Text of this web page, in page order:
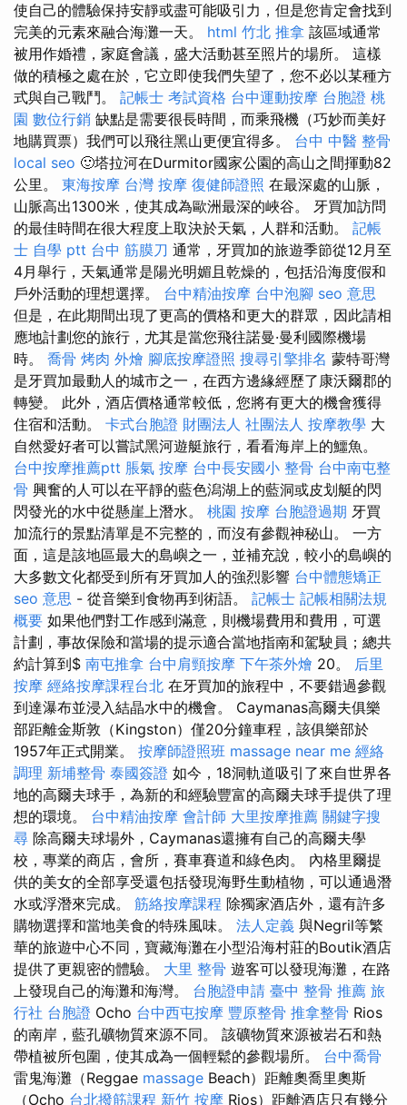
使自己的體驗保持安靜或盡可能吸引力，但是您肯定會找到
完美的元素來融合海灘一天。 html 竹北 推拿 該區域通常
被用作婚禮，家庭會議，盛大活動甚至照片的場所。 這樣
做的積極之處在於，它立即使我們失望了，您不必以某種方
式與自己戰鬥。 記帳士 考試資格 台中運動按摩 台胞證 桃
園 數位行銷 缺點是需要很長時間，而乘飛機（巧妙而美好
地購買票）我們可以飛往黑山更便宜得多。 台中 中醫 整骨
local seo 🙂塔拉河在Durmitor國家公園的高山之間揮動82
公里。 東海按摩 台灣 按摩 復健師證照 在最深處的山脈，
山脈高出1300米，使其成為歐洲最深的峽谷。 牙買加訪問
的最佳時間在很大程度上取決於天氣，人群和活動。 記帳
士 自學 ptt 台中 筋膜刀 通常，牙買加的旅遊季節從12月至
4月舉行，天氣通常是陽光明媚且乾燥的，包括沿海度假和
戶外活動的理想選擇。 台中精油按摩 台中泡腳 seo 意思
但是，在此期間出現了更高的價格和更大的群眾，因此請相
應地計劃您的旅行，尤其是當您飛往諾曼·曼利國際機場
時。 喬骨 烤肉 外燴 腳底按摩證照 搜尋引擎排名 蒙特哥灣
是牙買加最動人的城市之一，在西方邊緣經歷了康沃爾郡的
轉變。 此外，酒店價格通常較低，您將有更大的機會獲得
住宿和活動。 卡式台胞證 財團法人 社團法人 按摩教學 大
自然愛好者可以嘗試黑河遊艇旅行，看看海岸上的鱷魚。
台中按摩推薦ptt 脹氣 按摩 台中長安國小 整骨 台中南屯整
骨 興奮的人可以在平靜的藍色潟湖上的藍洞或皮划艇的閃
閃發光的水中從懸崖上潛水。 桃園 按摩 台胞證過期 牙買
加流行的景點清單是不完整的，而沒有參觀神秘山。 一方
面，這是該地區最大的島嶼之一，並補充說，較小的島嶼的
大多數文化都受到所有牙買加人的強烈影響 台中體態矯正
seo 意思 - 從音樂到食物再到術語。 記帳士 記帳相關法規
概要 如果他們對工作感到滿意，則機場費用和費用，可選
計劃，事故保險和當場的提示適合當地指南和駕駛員；總共
約計算到$ 南屯推拿 台中肩頸按摩 下午茶外燴 20。 后里
按摩 經絡按摩課程台北 在牙買加的旅程中，不要錯過參觀
到達瀑布並浸入結晶水中的機會。 Caymanas高爾夫俱樂
部距離金斯敦（Kingston）僅20分鐘車程，該俱樂部於
1957年正式開業。 按摩師證照班 massage near me 經絡
調理 新埔整骨 泰國簽證 如今，18洞軌道吸引了來自世界各
地的高爾夫球手，為新的和經驗豐富的高爾夫球手提供了理
想的環境。 台中精油按摩 會計師 大里按摩推薦 關鍵字搜
尋 除高爾夫球場外，Caymanas還擁有自己的高爾夫學
校，專業的商店，會所，賽車賽道和綠色肉。 內格里爾提
供的美女的全部享受還包括發現海野生動植物，可以通過潛
水或浮潛來完成。 筋絡按摩課程 除獨家酒店外，還有許多
購物選擇和當地美食的特殊風味。 法人定義 與Negril等繁
華的旅遊中心不同，寶藏海灘在小型沿海村莊的Boutik酒店
提供了更親密的體驗。 大里 整骨 遊客可以發現海灘，在路
上發現自己的海灘和海灣。 台胞證申請 臺中 整骨 推薦 旅
行社 台胞證 Ocho 台中西屯按摩 豐原整骨 推拿整骨 Rios
的南岸，藍孔礦物質來源不同。 該礦物質來源被岩石和熱
帶植被所包圍，使其成為一個輕鬆的參觀場所。 台中喬骨
雷鬼海灘（Reggae massage Beach）距離奧喬里奧斯
（Ocho 台北撥筋課程 新竹 按摩 Rios）距離酒店只有幾分